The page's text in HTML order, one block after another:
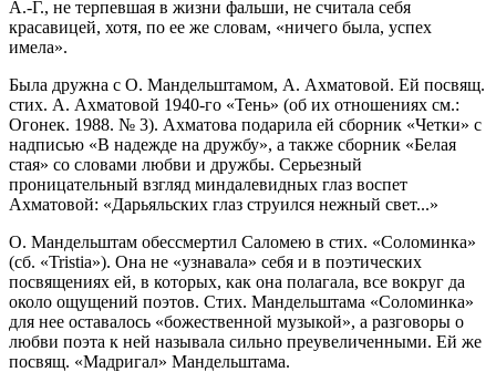
А.-Г., не терпевшая в жизни фальши, не считала себя
красавицей, хотя, по ее же словам, «ничего была, успех
имела».
Была дружна с О. Мандельштамом, А. Ахматовой. Ей посвящ.
стих. А. Ахматовой 1940-го «Тень» (об их отношениях см.:
Огонек. 1988. № 3). Ахматова подарила ей сборник «Четки» с
надписью «В надежде на дружбу», а также сборник «Белая
стая» со словами любви и дружбы. Серьезный
проницательный взгляд миндалевидных глаз воспет
Ахматовой: «Дарьяльских глаз струился нежный свет...»
О. Мандельштам обессмертил Саломею в стих. «Соломинка»
(сб. «Tristia»). Она не «узнавала» себя и в поэтических
посвящениях ей, в которых, как она полагала, все вокруг да
около ощущений поэтов. Стих. Мандельштама «Соломинка»
для нее оставалось «божественной музыкой», а разговоры о
любви поэта к ней называла сильно преувеличенными. Ей же
посвящ. «Мадригал» Мандельштама.